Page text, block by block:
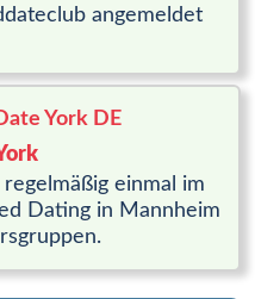
angemeldet
einmal im
Dating in Mannheim